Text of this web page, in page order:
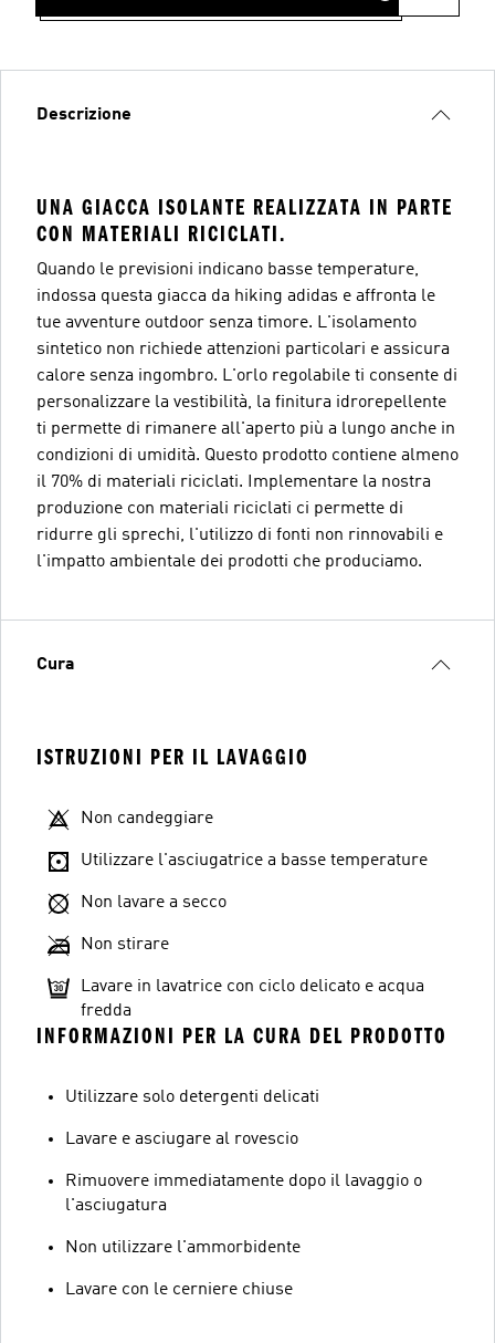
Descrizione
UNA GIACCA ISOLANTE REALIZZATA IN PARTE
CON MATERIALI RICICLATI.
Quando le previsioni indicano basse temperature,
indossa questa giacca da hiking adidas e affronta le
tue avventure outdoor senza timore. L'isolamento
sintetico non richiede attenzioni particolari e assicura
calore senza ingombro. L'orlo regolabile ti consente di
personalizzare la vestibilità, la finitura idrorepellente
ti permette di rimanere all'aperto più a lungo anche in
condizioni di umidità. Questo prodotto contiene almeno
il 70% di materiali riciclati. Implementare la nostra
produzione con materiali riciclati ci permette di
ridurre gli sprechi, l'utilizzo di fonti non rinnovabili e
l'impatto ambientale dei prodotti che produciamo.
Cura
ISTRUZIONI PER IL LAVAGGIO
Non candeggiare
Utilizzare l'asciugatrice a basse temperature
Non lavare a secco
Non stirare
Lavare in lavatrice con ciclo delicato e acqua
fredda
INFORMAZIONI PER LA CURA DEL PRODOTTO
Utilizzare solo detergenti delicati
Lavare e asciugare al rovescio
Rimuovere immediatamente dopo il lavaggio o
l'asciugatura
Non utilizzare l'ammorbidente
Lavare con le cerniere chiuse